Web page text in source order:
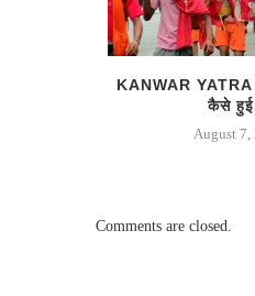
KANWAR
कैसे
August 7,
Comments are closed.